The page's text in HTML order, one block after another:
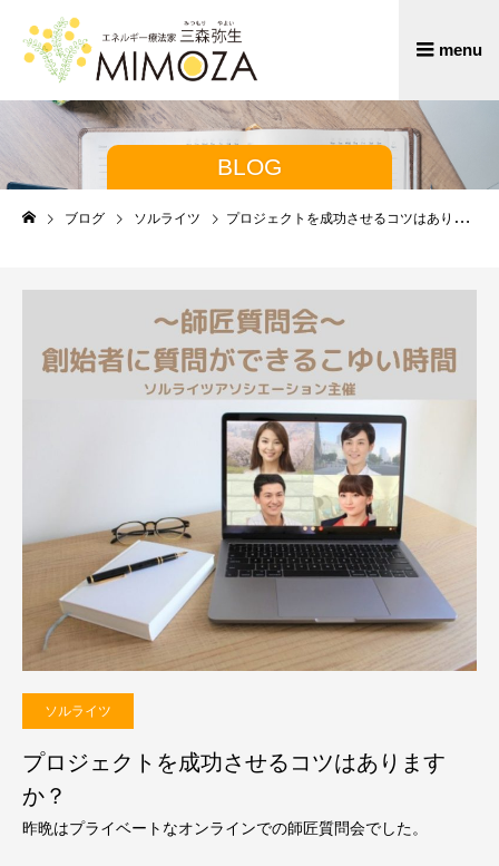
BLOG
ブログ ソルライツ プロジェクトを成功させるコツはありますか？
ソルライツ
プロジェクトを成功させるコツはあります
か？
昨晩はプライベートなオンラインでの師匠質問会でした。